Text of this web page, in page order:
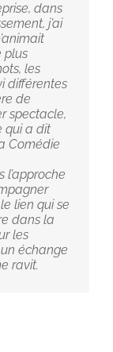
dans
j’ai
plus
les
différentes
de
spectacle,
qui a dit
Comédie
l’approche
lien qui se
dans la
les
échange
ravit.